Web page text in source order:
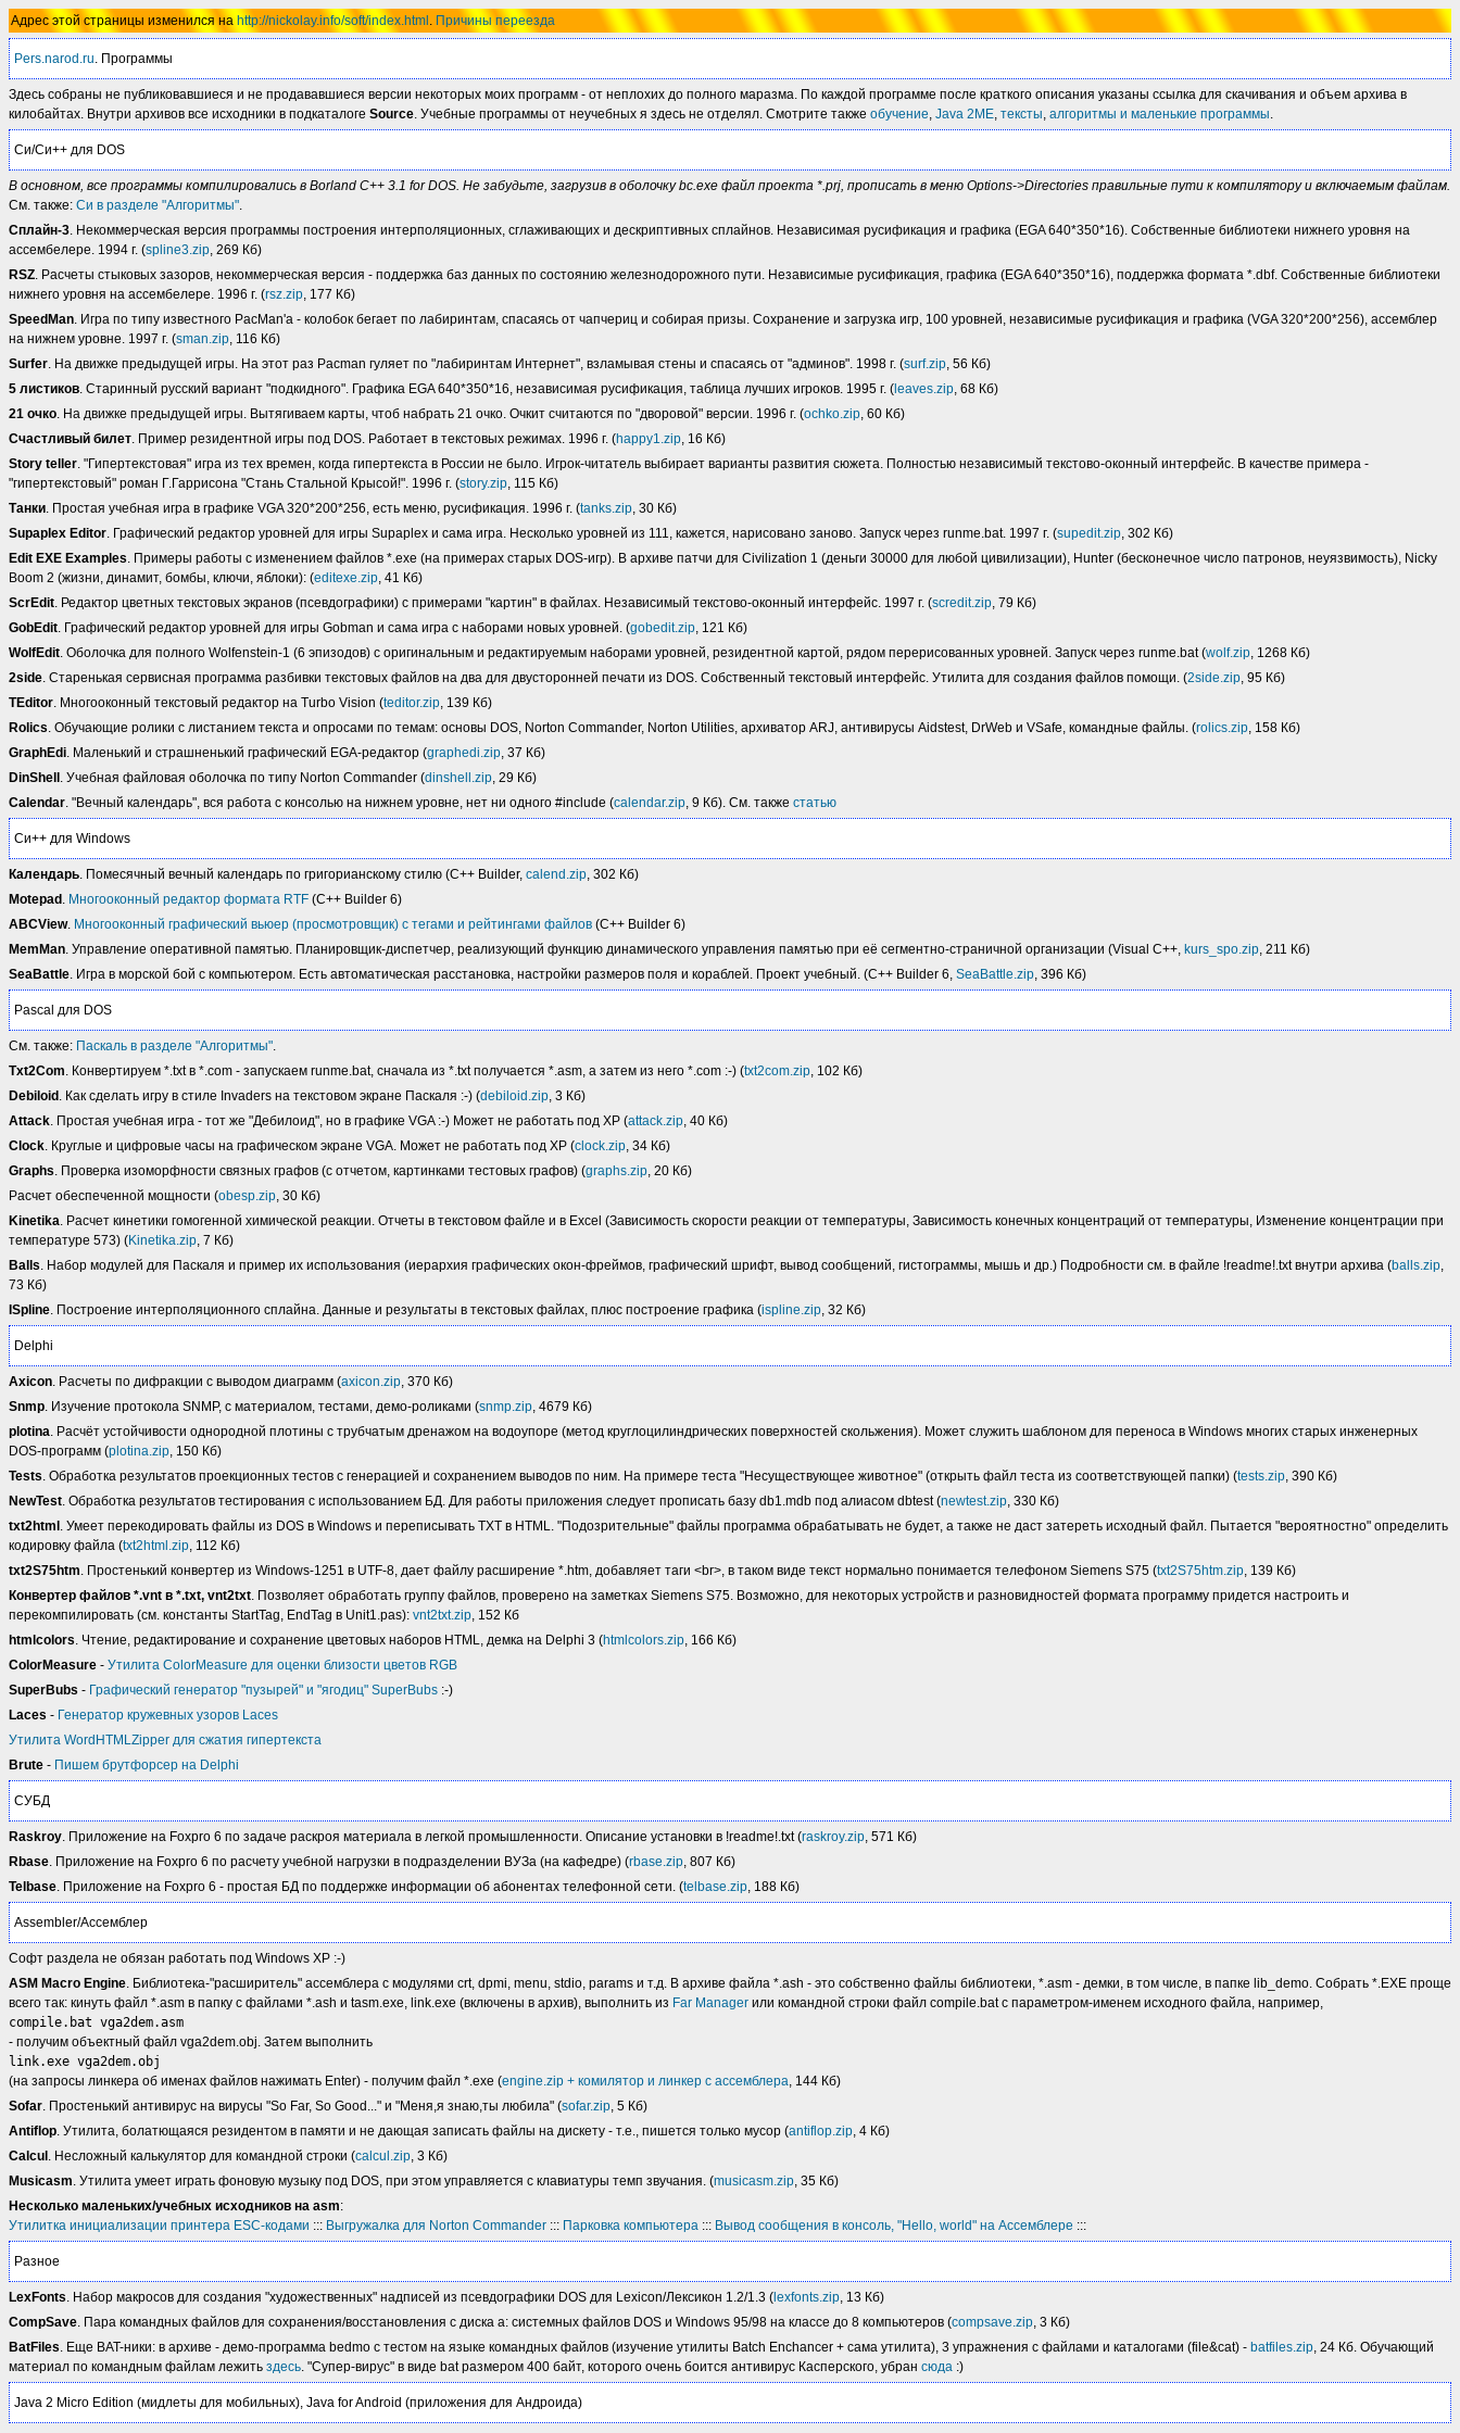
Адрес этой страницы изменился на http://nickolay.info/soft/index.html . Причины переезда
Pers.narod.ru. Программы
Здесь собраны не публиковавшиеся и не продававшиеся версии некоторых моих программ - от неплохих до полного маразма. По каждой программе после краткого описания указаны ссылка для скачивания и объем архива в
килобайтах. Внутри архивов все исходники в подкаталоге Source. Учебные программы от неучебных я здесь не отделял. Смотрите также обучение, Java 2ME, тексты, алгоритмы и маленькие программы.
Си/Си++ для DOS
В основном, все программы компилировались в Borland C++ 3.1 for DOS. Не забудьте, загрузив в оболочку bc.exe файл проекта *.prj, прописать в меню Options->Directories правильные пути к компилятору и включаемым файлам.
См. также: Си в разделе "Алгоритмы".
Сплайн-3. Некоммерческая версия программы построения интерполяционных, сглаживающих и дескриптивных сплайнов. Независимая русификация и графика (EGA 640*350*16). Собственные библиотеки нижнего уровня на
ассембелере. 1994 г. (spline3.zip, 269 Кб)
RSZ. Расчеты стыковых зазоров, некоммерческая версия - поддержка баз данных по состоянию железнодорожного пути. Независимые русификация, графика (EGA 640*350*16), поддержка формата *.dbf. Собственные библиотеки
нижнего уровня на ассембелере. 1996 г. (rsz.zip, 177 Кб)
SpeedMan. Игра по типу известного PacMan'а - колобок бегает по лабиринтам, спасаясь от чапчериц и собирая призы. Сохранение и загрузка игр, 100 уровней, независимые русификация и графика (VGA 320*200*256), ассемблер
на нижнем уровне. 1997 г. (sman.zip, 116 Кб)
Surfer. На движке предыдущей игры. На этот раз Pacman гуляет по "лабиринтам Интернет", взламывая стены и спасаясь от "админов". 1998 г. (surf.zip, 56 Кб)
5 листиков. Старинный русский вариант "подкидного". Графика EGA 640*350*16, независимая русификация, таблица лучших игроков. 1995 г. ( leaves.zip, 68 Кб)
21 очко. На движке предыдущей игры. Вытягиваем карты, чтоб набрать 21 очко. Очкит считаются по "дворовой" версии. 1996 г. (ochko.zip, 60 Кб)
Счастливый билет. Пример резидентной игры под DOS. Работает в текстовых режимах. 1996 г. (happy1.zip, 16 Кб)
Story teller. "Гипертекстовая" игра из тех времен, когда гипертекста в России не было. Игрок-читатель выбирает варианты развития сюжета. Полностью независимый текстово-оконный интерфейс. В качестве примера -
"гипертекстовый" роман Г.Гаррисона "Стань Стальной Крысой!". 1996 г. (story.zip, 115 Кб)
Танки. Простая учебная игра в графике VGA 320*200*256, есть меню, русификация. 1996 г. (tanks.zip, 30 Кб)
Supaplex Editor. Графический редактор уровней для игры Supaplex и сама игра. Несколько уровней из 111, кажется, нарисовано заново. Запуск через runme.bat. 1997 г. (supedit.zip, 302 Кб)
Edit EXE Examples. Примеры работы с изменением файлов *.exe (на примерах старых DOS-игр). В архиве патчи для Civilization 1 (деньги 30000 для любой цивилизации), Hunter (бесконечное число патронов, неуязвимость), Nicky
Boom 2 (жизни, динамит, бомбы, ключи, яблоки): (editexe.zip, 41 Кб)
ScrEdit. Редактор цветных текстовых экранов (псевдографики) с примерами "картин" в файлах. Независимый текстово-оконный интерфейс. 1997 г. (scredit.zip, 79 Кб)
GobEdit. Графический редактор уровней для игры Gobman и сама игра с наборами новых уровней. (gobedit.zip, 121 Кб)
WolfEdit. Оболочка для полного Wolfenstein-1 (6 эпизодов) с оригинальным и редактируемым наборами уровней, резидентной картой, рядом перерисованных уровней. Запуск через runme.bat (wolf.zip, 1268 Кб)
2side. Старенькая сервисная программа разбивки текстовых файлов на два для двусторонней печати из DOS. Собственный текстовый интерфейс. Утилита для создания файлов помощи. (2side.zip, 95 Кб)
TEditor. Многооконный текстовый редактор на Turbo Vision (teditor.zip, 139 Кб)
Rolics. Обучающие ролики с листанием текста и опросами по темам: основы DOS, Norton Commander, Norton Utilities, архиватор ARJ, антивирусы Aidstest, DrWeb и VSafe, командные файлы. (rolics.zip, 158 Кб)
GraphEdi. Маленький и страшненький графический EGA-редактор (graphedi.zip, 37 Кб)
DinShell . Учебная файловая оболочка по типу Norton Commander (dinshell.zip, 29 Кб)
Calendar. "Вечный календарь", вся работа с консолью на нижнем уровне, нет ни одного #include (calendar.zip, 9 Кб). См. также статью
Си++ для Windows
Календарь. Помесячный вечный календарь по григорианскому стилю (C++ Builder, calend.zip, 302 Кб)
Motepad . Многооконный редактор формата RTF (C++ Builder 6)
ABCView. Многооконный графический вьюер (просмотровщик) с тегами и рейтингами файлов (C++ Builder 6)
MemMan. Управление оперативной памятью. Планировщик-диспетчер, реализующий функцию динамического управления памятью при её сегментно-страничной организации (Visual C++, kurs_spo.zip, 211 Кб)
SeaBattle. Игра в морской бой с компьютером. Есть автоматическая расстановка, настройки размеров поля и кораблей. Проект учебный. (C++ Builder 6, SeaBattle.zip, 396 Кб)
Pascal для DOS
См. также: Паскаль в разделе "Алгоритмы".
Txt2Com. Конвертируем *.txt в *.com - запускаем runme.bat, сначала из *.txt получается *.asm, а затем из него *.com :-) (txt2com.zip, 102 Кб)
Debiloid . Как сделать игру в стиле Invaders на текстовом экране Паскаля :-) (debiloid.zip, 3 Кб)
Attack. Простая учебная игра - тот же "Дебилоид", но в графике VGA :-) Может не работать под XP (attack.zip, 40 Кб)
Clock. Круглые и цифровые часы на графическом экране VGA. Может не работать под XP (clock.zip, 34 Кб)
Graphs. Проверка изоморфности связных графов (с отчетом, картинками тестовых графов) (graphs.zip, 20 Кб)
Расчет обеспеченной мощности (obesp.zip, 30 Кб)
Kinetika. Расчет кинетики гомогенной химической реакции. Отчеты в текстовом файле и в Excel (Зависимость скорости реакции от температуры, Зависимость конечных концентраций от температуры, Изменение концентрации при
температуре 573) (Kinetika.zip, 7 Кб)
Balls. Набор модулей для Паскаля и пример их использования (иерархия графических окон-фреймов, графический шрифт, вывод сообщений, гистограммы, мышь и др.) Подробности см. в файле !readme!.txt внутри архива (balls.zip,
73 Кб)
ISpline. Построение интерполяционного сплайна. Данные и результаты в текстовых файлах, плюс построение графика (ispline.zip, 32 Кб)
Delphi
Axicon. Расчеты по дифракции с выводом диаграмм (axicon.zip, 370 Кб)
Snmp. Изучение протокола SNMP, с материалом, тестами, демо-роликами (snmp.zip, 4679 Кб)
plotina. Расчёт устойчивости однородной плотины с трубчатым дренажом на водоупоре (метод круглоцилиндрических поверхностей скольжения). Может служить шаблоном для переноса в Windows многих старых инженерных
DOS-программ (plotina.zip, 150 Кб)
Tests. Обработка результатов проекционных тестов с генерацией и сохранением выводов по ним. На примере теста "Несуществующее животное" (открыть файл теста из соответствующей папки) (tests.zip, 390 Кб)
NewTest. Обработка результатов тестирования с использованием БД. Для работы приложения следует прописать базу db1.mdb под алиасом dbtest (newtest.zip, 330 Кб)
txt2html . Умеет перекодировать файлы из DOS в Windows и переписывать TXT в HTML. "Подозрительные" файлы программа обрабатывать не будет, а также не даст затереть исходный файл. Пытается "вероятностно" определить
кодировку файла (txt2html.zip, 112 Кб)
txt2S75htm. Простенький конвертер из Windows-1251 в UTF-8, дает файлу расширение *.htm, добавляет таги <br>, в таком виде текст нормально понимается телефоном Siemens S75 (txt2S75htm.zip, 139 Кб)
Конвертер файлов *.vnt в *.txt, vnt2txt. Позволяет обработать группу файлов, проверено на заметках Siemens S75. Возможно, для некоторых устройств и разновидностей формата программу придется настроить и
перекомпилировать (см. константы StartTag, EndTag в Unit1.pas): vnt2txt.zip, 152 Кб
htmlcolors. Чтение, редактирование и сохранение цветовых наборов HTML, демка на Delphi 3 (htmlcolors.zip, 166 Кб)
ColorMeasure - Утилита ColorMeasure для оценки близости цветов RGB
SuperBubs - Графический генератор "пузырей" и "ягодиц" SuperBubs :-)
Laces - Генератор кружевных узоров Laces
Утилита WordHTMLZipper для сжатия гипертекста
Brute - Пишем брутфорсер на Delphi
СУБД
Raskroy. Приложение на Foxpro 6 по задаче раскроя материала в легкой промышленности. Описание установки в !readme!.txt (raskroy.zip, 571 Кб)
Rbase. Приложение на Foxpro 6 по расчету учебной нагрузки в подразделении ВУЗа (на кафедре) (rbase.zip, 807 Кб)
Telbase. Приложение на Foxpro 6 - простая БД по поддержке информации об абонентах телефонной сети. (telbase.zip, 188 Кб)
Assembler/Ассемблер
Софт раздела не обязан работать под Windows XP :-)
ASM Macro Engine. Библиотека-"расширитель" ассемблера с модулями crt, dpmi, menu, stdio, params и т.д. В архиве файла *.ash - это собственно файлы библиотеки, *.asm - демки, в том числе, в папке lib_demo. Собрать *.EXE проще
всего так: кинуть файл *.asm в папку с файлами *.ash и tasm.exe, link.exe (включены в архив), выполнить из Far Manager или командной строки файл compile.bat с параметром-именем исходного файла, например,
compile.bat vga2dem.asm
- получим объектный файл vga2dem.obj. Затем выполнить
link.exe vga2dem.obj
(на запросы линкера об именах файлов нажимать Enter) - получим файл *.exe (engine.zip + комилятор и линкер с ассемблера, 144 Кб)
Sofar. Простенький антивирус на вирусы "So Far, So Good..." и "Меня,я знаю,ты любила" (sofar.zip, 5 Кб)
Antiflop. Утилита, болатющаяся резидентом в памяти и не дающая записать файлы на дискету - т.е., пишется только мусор (antiflop.zip, 4 Кб)
Calcul . Несложный калькулятор для командной строки (calcul.zip, 3 Кб)
Musicasm. Утилита умеет играть фоновую музыку под DOS, при этом управляется с клавиатуры темп звучания. (musicasm.zip, 35 Кб)
Несколько маленьких/учебных исходников на asm:
Утилитка инициализации принтера ESC-кодами ::: Выгружалка для Norton Commander ::: Парковка компьютера ::: Вывод сообщения в консоль, "Hello, world" на Ассемблере :::
Разное
LexFonts. Набор макросов для создания "художественных" надписей из псевдографики DOS для Lexicon/Лексикон 1.2/1.3 ( lexfonts.zip, 13 Кб)
CompSave. Пара командных файлов для сохранения/восстановления с диска a: системных файлов DOS и Windows 95/98 на классе до 8 компьютеров (compsave.zip, 3 Кб)
BatFiles. Еще BAT-ники: в архиве - демо-программа bedmo с тестом на языке командных файлов (изучение утилиты Batch Enchancer + сама утилита), 3 упражнения с файлами и каталогами (file&cat) - batfiles.zip, 24 Кб. Обучающий
материал по командным файлам лежить здесь. "Супер-вирус" в виде bat размером 400 байт, которого очень боится антивирус Касперского, убран сюда :)
Java 2 Micro Edition (мидлеты для мобильных), Java for Android (приложения для Андроида)